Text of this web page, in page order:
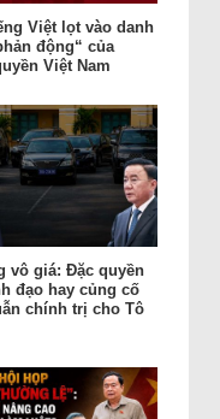
Việt lọt vào danh
động“ của
Việt Nam
vô giá: Đặc quyền
đạo hay củng cố
chính trị cho Tô